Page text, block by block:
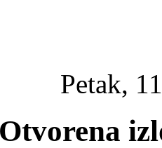
Petak,
Otvorena